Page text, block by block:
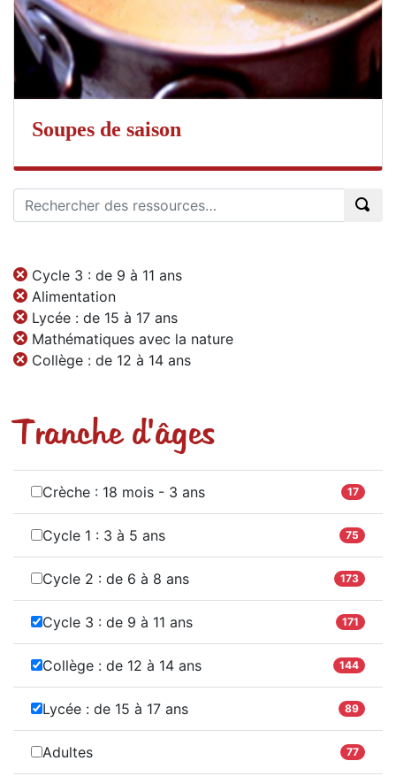
Soupes de saison
Cycle 3 : de 9 à 11 ans
Alimentation
Lycée : de 15 à 17 ans
Mathématiques avec la nature
Collège : de 12 à 14 ans
Tranche d'âges
Crèche : 18 mois - 3 ans 17
Cycle 1 : 3 à 5 ans 75
Cycle 2 : de 6 à 8 ans 173
Cycle 3 : de 9 à 11 ans 171
Collège : de 12 à 14 ans 144
Lycée : de 15 à 17 ans 89
Adultes 77